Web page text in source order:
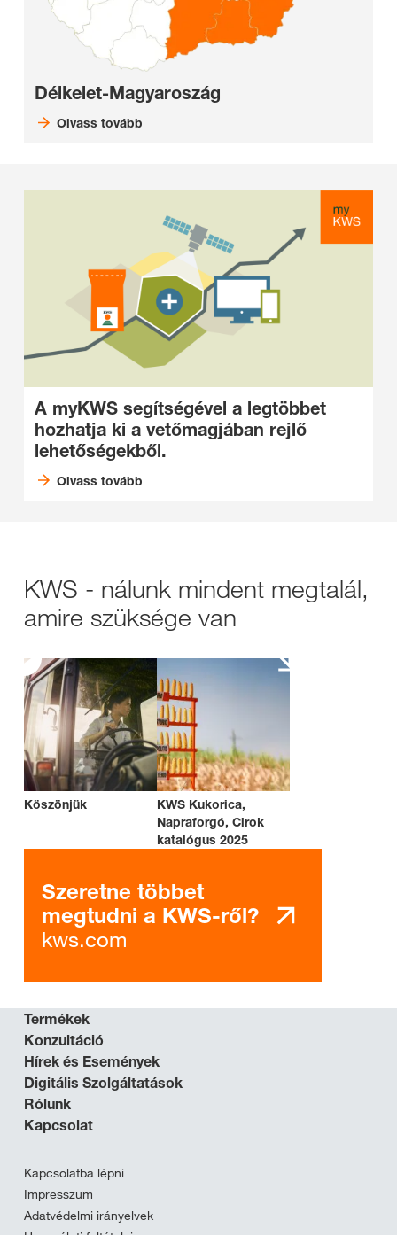
Délkelet-Magyaroszág
Olvass tovább
A myKWS segítségével a legtöbbet
hozhatja ki a vetőmagjában rejlő
lehetőségekből.
Olvass tovább
KWS - nálunk mindent megtalál,
amire szüksége van
Köszönjük
KWS Kukorica,
Napraforgó, Cirok
katalógus 2025
Szeretne többet
megtudni a KWS-ről?
kws.com
Termékek
Konzultáció
Hírek és Események
Digitális Szolgáltatások
Rólunk
Kapcsolat
Kapcsolatba lépni
Impresszum
Adatvédelmi irányelvek